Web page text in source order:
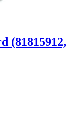
(81815912,